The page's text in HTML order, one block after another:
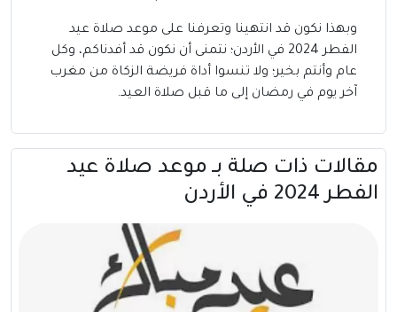
وبهذا نكون قد انتهينا وتعرفنا على موعد صلاة عيد
الفطر 2024 في الأردن؛ نتمنى أن نكون قد أفدناكم، وكل
عام وأنتم بخير؛ ولا تنسوا أداة فريضة الزكاة من مغرب
آخر يوم في رمضان إلى ما قبل صلاة العيد.
مقالات ذات صلة بــ موعد صلاة عيد
الفطر 2024 في الأردن